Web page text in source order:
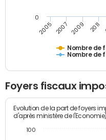
Nombre de
Nombre de
2005 2007 2009 2011
0
Foyers fiscaux
Evolution de la part de foyers
d'après ministère de l'Economie)
100